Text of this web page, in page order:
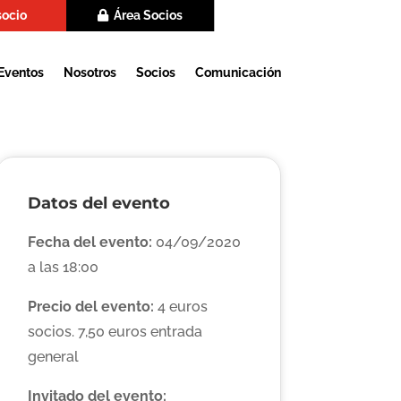
Área Socios
Eventos Nosotros Socios Comunicación
Datos del evento
Fecha del evento: 04/09/2020
a las 18:00
Precio del evento: 4 euros
socios. 7,50 euros entrada
general
Invitado del evento: